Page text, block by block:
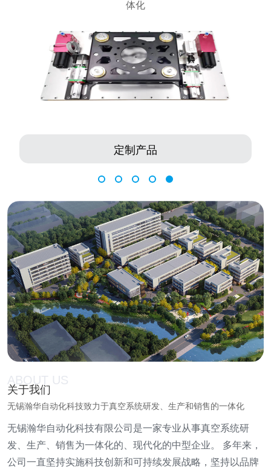
体化
定制产品
关于我们
ABOUT US
无锡瀚华自动化科技致力于真空系统研发、生产和销售的一体化
无锡瀚华自动化科技有限公司是一家专业从事真空系统研
发、生产、销售为一体化的、现代化的中型企业。 多年来，
公司一直坚持实施科技创新和可持续发展战略，坚持以品牌